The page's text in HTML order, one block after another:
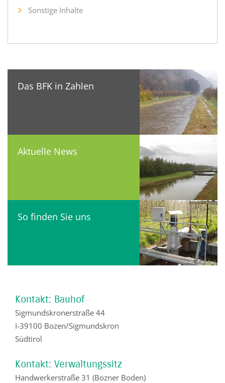
Sonstige Inhalte
Das BFK in Zahlen
Aktuelle News
So finden Sie uns
Kontakt: Bauhof
Sigmundskronerstraße 44
I-39100 Bozen/Sigmundskron
Südtirol
Kontakt: Verwaltungssitz
Handwerkerstraße 31 (Bozner Boden)